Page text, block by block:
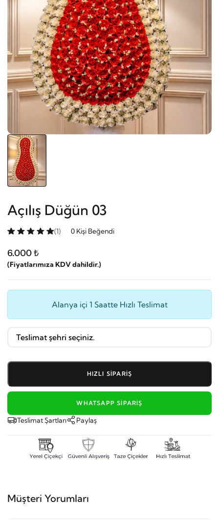
Açılış Düğün 03
(1) 0 Kişi Beğendi
6.000 ₺
(Fiyatlarımıza KDV dahildir.)
Alanya içi 1 Saatte Hızlı Teslimat
HIZLI SIPARIŞ
WHATSAPP SIPARIŞ
Teslimat Şartları Paylaş
Müşteri Yorumları